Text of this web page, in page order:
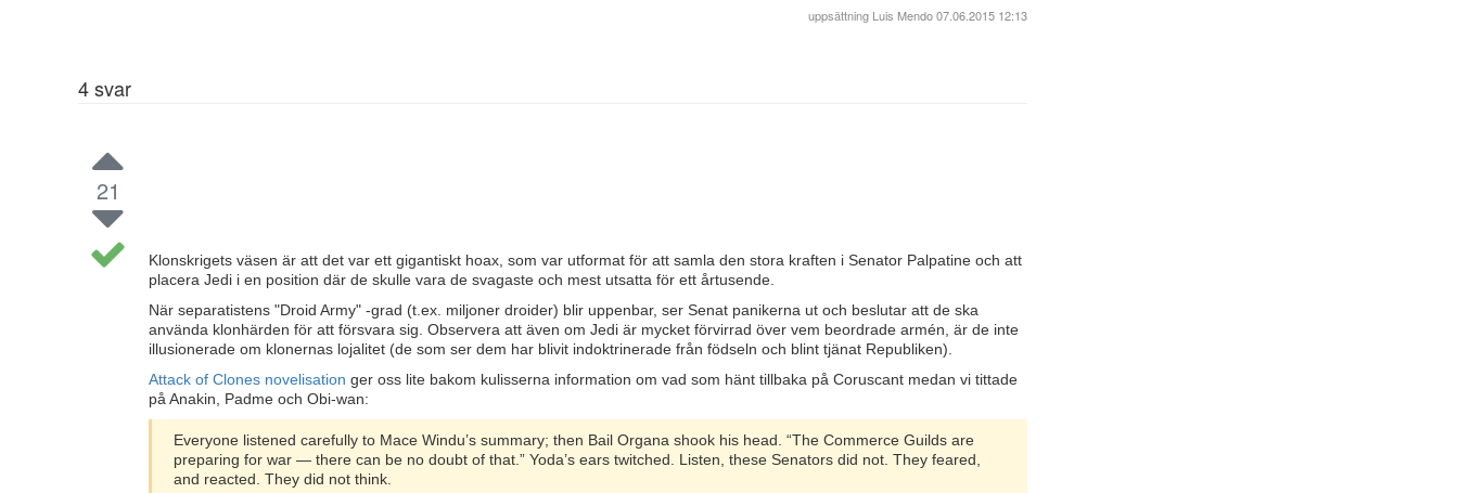
uppsättning Luis Mendo07.06.2015 12:13
4svar
21
Klonskrigets väsen är att det var ett gigantiskt hoax, som var utformat för att samla den stora kraften i Senator Palpatine och att
placera Jedi i en position där de skulle vara de svagaste och mest utsatta för ett årtusende.
När separatistens "Droid Army" -grad (t.ex. miljoner droider) blir uppenbar, ser Senat panikerna ut och beslutar att de ska
använda klonhärden för att försvara sig. Observera att även om Jedi är mycket förvirrad över vem beordrade armén, är de inte
illusionerade om klonernas lojalitet (de som ser dem har blivit indoktrinerade från födseln och blint tjänat Republiken).
Attack of Clones novelisation ger oss lite bakom kulisserna information om vad som hänt tillbaka på Coruscant medan vi tittade
på Anakin, Padme och Obi-wan:
Everyone listened carefully to Mace Windu’s summary; then Bail Organa shook his head. “The Commerce Guilds are
preparing for war — there can be no doubt of that.” Yoda’s ears twitched. Listen, these Senators did not. They feared,
and reacted. They did not think.